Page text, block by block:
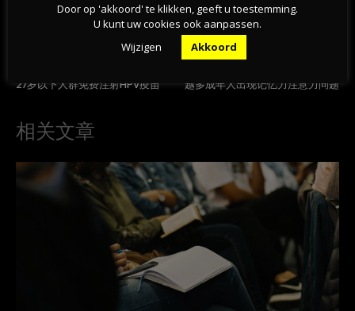
27岁以下人群免费注射HPV疫苗
越多成年人出现记忆力注意力问题
相关文章
Door op 'akkoord' te klikken, geeft u toestemming.
U kunt uw cookies ook aanpassen.
Wijzigen
Akkoord